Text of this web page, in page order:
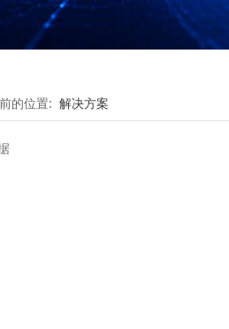
的位置: 解决方案